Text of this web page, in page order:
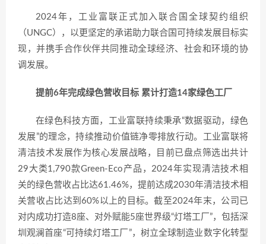
2024年，工业富联正式加入联合国全球契约组织
（UNGC），以更坚定的承诺助力联合国可持续发展目标实
现，并携手合作伙伴共同推动全球经济、社会和环境的协
调发展。
提前6年完成绿色营收目标 累计打造14家绿色工厂
在绿色科技方面，工业富联持续秉承“数据驱动，绿色
发展”的理念，持续推动价值链净零排放行动。工业富联将
清洁技术发展作为核心发展战略，目前已盘点筛选出共计
29大类1,790款Green-Eco产品，2024年实现清洁技术相
关的绿色营收占比达61.46%，提前达成2030年清洁技术相
关营收占比达到60%以上的目标。截至2024年末，公司已
对内成功打造8座、对外赋能5座世界级“灯塔工厂”，包括深
圳观澜首座“可持续灯塔工厂”，树立全球制造业数字化转型